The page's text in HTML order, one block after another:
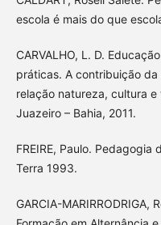
escola é mais do que
CARVALHO, L. D.
práticas. A contribuição
relação natureza, cultura
Juazeiro – Bahia, 2011.
FREIRE, Paulo. Pedagogia
Terra 1993.
GARCIA-MARIRRODRIGA,